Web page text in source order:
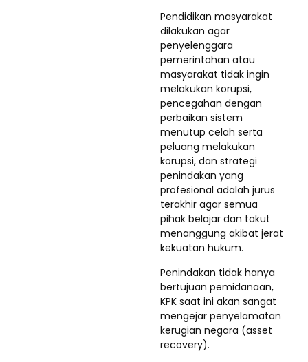
Pendidikan masyarakat
dilakukan agar
penyelenggara
pemerintahan atau
masyarakat tidak ingin
melakukan korupsi,
pencegahan dengan
perbaikan sistem
menutup celah serta
peluang melakukan
korupsi, dan strategi
penindakan yang
profesional adalah jurus
terakhir agar semua
pihak belajar dan takut
menanggung akibat jerat
kekuatan hukum.
Penindakan tidak hanya
bertujuan pemidanaan,
KPK saat ini akan sangat
mengejar penyelamatan
kerugian negara (asset
recovery).